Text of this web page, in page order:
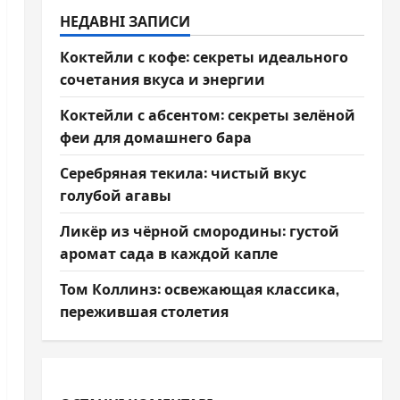
НЕДАВНІ ЗАПИСИ
Коктейли с кофе: секреты идеального
сочетания вкуса и энергии
Коктейли с абсентом: секреты зелёной
феи для домашнего бара
Серебряная текила: чистый вкус
голубой агавы
Ликёр из чёрной смородины: густой
аромат сада в каждой капле
Том Коллинз: освежающая классика,
пережившая столетия